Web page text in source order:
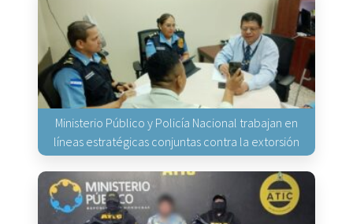
Ministerio Público y Policía Nacional trabajan en
líneas estratégicas conjuntas contra la extorsión